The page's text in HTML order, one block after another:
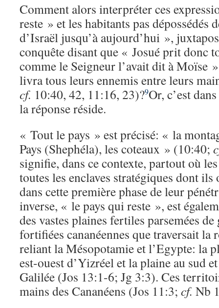
Comment alors interpréter ces
reste » et les habitants pas dépossédés
d’Israël jusqu’à aujourd’hui »,
conquête disant que « Josué prit donc
comme le Seigneur l’avait dit à Moïse
livra tous leurs ennemis entre leurs
cf. 10:40, 42, 11:16, 23)?9Or, c’est
la réponse réside.
« Tout le pays » est précisé: « la
Pays (Shephéla), les coteaux » (10:40;
signifie, dans ce contexte, partout où
toutes les enclaves stratégiques dont
dans cette première phase de leur
inverse, « le pays qui reste », est
des vastes plaines fertiles parsemées
fortifiées cananéennes que traversait la
reliant la Mésopotamie et l’Egypte: la
est-ouest d’Yizréel et la plaine au sud
Galilée (Jos 13:1-6; Jg 3:3). Ces
mains des Cananéens (Jos 11:3; cf. Nb